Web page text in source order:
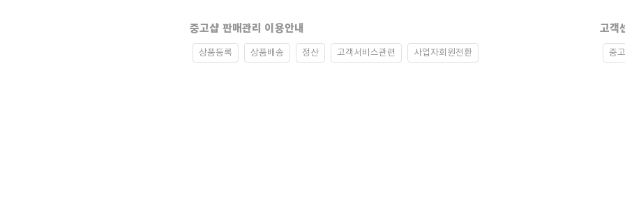
중고샵 판매관리 이용안내
상품등록 상품배송 정산 고객서비스관련 사업자회원전환
고객
중